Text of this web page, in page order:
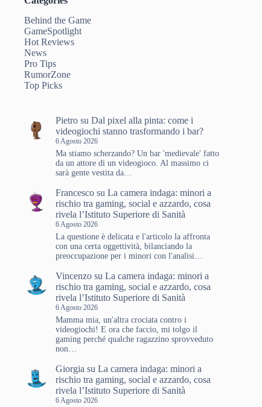
Behind the Game
GameSpotlight
Hot Reviews
News
Pro Tips
RumorZone
Top Picks
Pietro suDal pixel alla pinta: come i
videogiochi stanno trasformando i bar?
6 Agosto 2026
Ma stiamo scherzando? Un bar 'medievale' fatto
da un attore di un videogioco. Al massimo ci
sarà gente vestita da…
Francesco suLa camera indaga: minori a
rischio tra gaming, social e azzardo, cosa
rivela l’Istituto Superiore di Sanità
6 Agosto 2026
La questione è delicata e l'articolo la affronta
con una certa oggettività, bilanciando la
preoccupazione per i minori con l'analisi…
Vincenzo suLa camera indaga: minori a
rischio tra gaming, social e azzardo, cosa
rivela l’Istituto Superiore di Sanità
6 Agosto 2026
Mamma mia, un'altra crociata contro i
videogiochi! E ora che faccio, mi tolgo il
gaming perché qualche ragazzino sprovveduto
non…
Giorgia suLa camera indaga: minori a
rischio tra gaming, social e azzardo, cosa
rivela l’Istituto Superiore di Sanità
6 Agosto 2026